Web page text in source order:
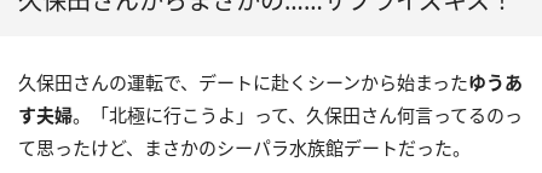
久保田さんの運転で、デートに赴くシーンから始まったゆうあ
す夫婦。「北極に行こうよ」って、久保田さん何言ってるのっ
て思ったけど、まさかのシーパラ水族館デートだった。